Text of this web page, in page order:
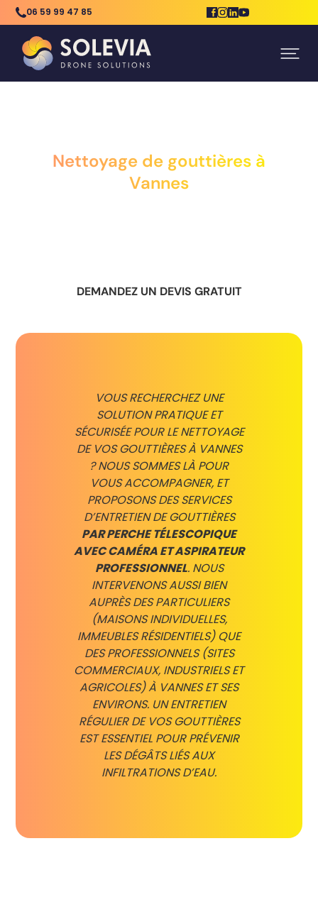
06 59 99 47 85
Nettoyage de gouttières à
Vannes
DEMANDEZ UN DEVIS GRATUIT
VOUS RECHERCHEZ UNE
SOLUTION PRATIQUE ET
SÉCURISÉE POUR LE NETTOYAGE
DE VOS GOUTTIÈRES À VANNES
? NOUS SOMMES LÀ POUR
VOUS ACCOMPAGNER, ET
PROPOSONS DES SERVICES
D’ENTRETIEN DE GOUTTIÈRES
PAR PERCHE TÉLESCOPIQUE
AVEC CAMÉRA ET ASPIRATEUR
PROFESSIONNEL. NOUS
INTERVENONS AUSSI BIEN
AUPRÈS DES PARTICULIERS
(MAISONS INDIVIDUELLES,
IMMEUBLES RÉSIDENTIELS) QUE
DES PROFESSIONNELS (SITES
COMMERCIAUX, INDUSTRIELS ET
AGRICOLES) À VANNES ET SES
ENVIRONS. UN ENTRETIEN
RÉGULIER DE VOS GOUTTIÈRES
EST ESSENTIEL POUR PRÉVENIR
LES DÉGÂTS LIÉS AUX
INFILTRATIONS D’EAU.